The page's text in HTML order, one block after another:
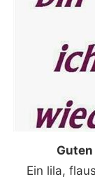
Ein lila,